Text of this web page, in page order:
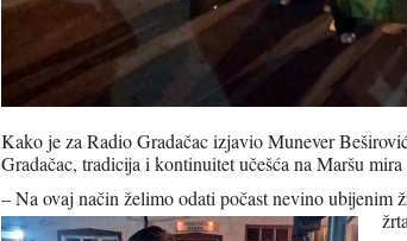
Kako je za Radio Gradačac izjavio Munever
Gradačac, tradicija i kontinuitet učešća na Maršu mira
– Na ovaj način želimo odati počast nevino ubijenim